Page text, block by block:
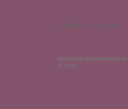
Bewertung wird geladen…
Hautärzte (Dermatologen)
in Berlin